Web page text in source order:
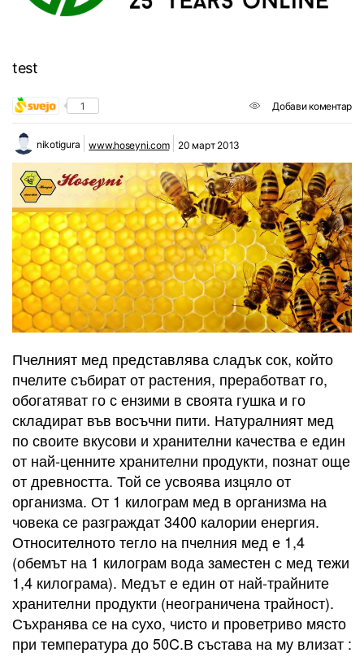
test
1 Добави коментар
nikotigura www.hoseyni.com 20 март 2013
Пчелният мед представлява сладък сок, който
пчелите събират от растения, преработват го,
обогатяват го с ензими в своята гушка и го
складират във восъчни пити. Натуралният мед
по своите вкусови и хранителни качества е един
от най-ценните хранителни продукти, познат още
от древността. Той се усвоява изцяло от
организма. От 1 килограм мед в организма на
човека се разграждат 3400 калории енергия.
Относителното тегло на пчелния мед е 1,4
(обемът на 1 килограм вода заместен с мед тежи
1,4 килограма). Медът е един от най-трайните
хранителни продукти (неограничена трайност).
Съхранява се на сухо, чисто и проветриво място
при температура до 50C.В състава на му влизат :